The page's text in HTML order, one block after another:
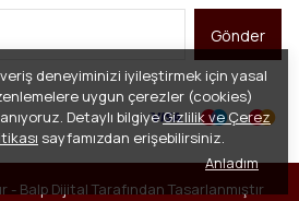
deneyiminizi iyileştirmek için yasal
uygun çerezler (cookies)
Detaylı bilgiyeGizlilik ve Çerez
sayfamızdan erişebilirsiniz.
Anladım
Gönder
- Balp Dijital Tarafından Tasarlanmıştır